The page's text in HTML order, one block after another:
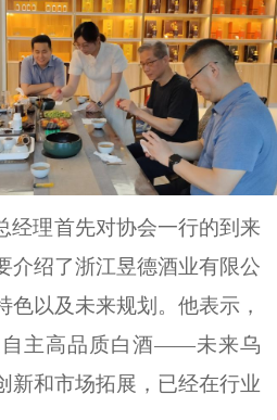
经理首先对协会一行的到来
介绍了浙江昱德酒业有限公
色以及未来规划。他表示，
自主高品质白酒——未来乌
新和市场拓展，已经在行业